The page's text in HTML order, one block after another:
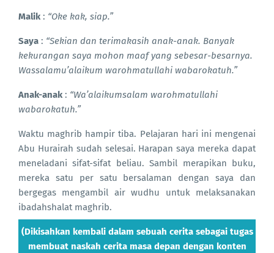
Malik: “Oke kak, siap.”
Saya : “Sekian dan terimakasih anak-anak. Banyak
kekurangan saya mohon maaf yang sebesar-besarnya.
Wassalamu’alaikum warohmatullahi wabarokatuh.”
Anak-anak: “Wa’alaikumsalam warohmatullahi
wabarokatuh.”
Waktu maghrib hampir tiba. Pelajaran hari ini mengenai
Abu Hurairah sudah selesai. Harapan saya mereka dapat
meneladani sifat-sifat beliau. Sambil merapikan buku,
mereka satu per satu bersalaman dengan saya dan
bergegas mengambil air wudhu untuk melaksanakan
ibadahshalat maghrib.
(Dikisahkan kembali dalam sebuah cerita sebagai tugas
membuat naskah cerita masa depan dengan konten